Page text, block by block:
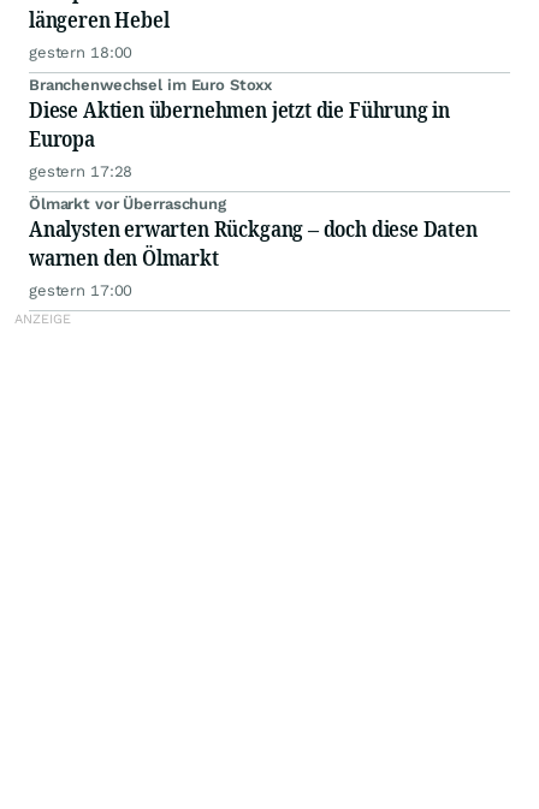
längeren Hebel
gestern 18:00
Branchenwechsel im Euro Stoxx
Diese Aktien übernehmen jetzt die Führung in
Europa
gestern 17:28
Ölmarkt vor Überraschung
Analysten erwarten Rückgang – doch diese Daten
warnen den Ölmarkt
gestern 17:00